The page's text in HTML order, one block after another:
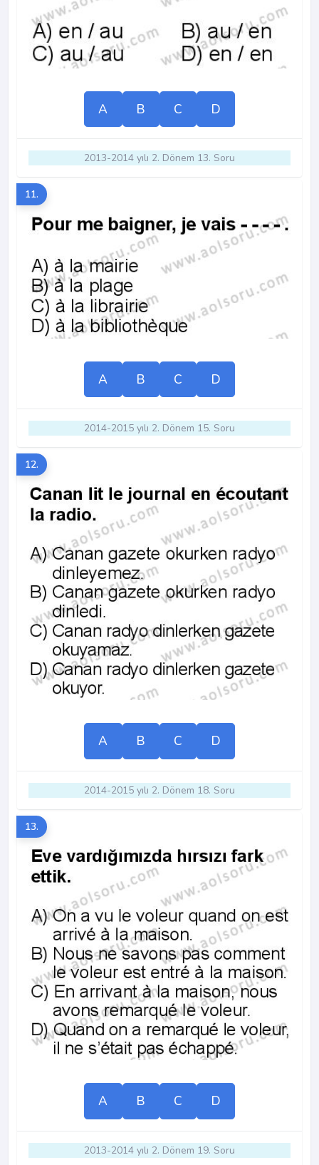
A B C D
2013-2014 yılı 2. Dönem 13. Soru
11.
A B C D
2014-2015 yılı 2. Dönem 15. Soru
12.
A B C D
2014-2015 yılı 2. Dönem 18. Soru
13.
A B C D
2013-2014 yılı 2. Dönem 19. Soru